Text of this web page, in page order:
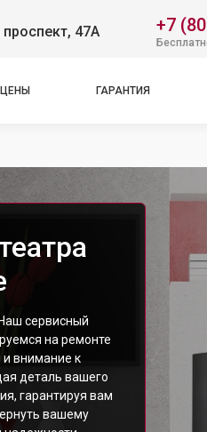
47А +7
ЦЕНЫ ГАРАНТИЯ
сервисный
на ремонте
внимание к
деталь вашего
гарантируя вам
вашему